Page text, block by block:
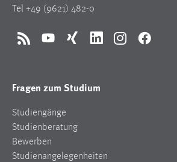
Tel +49 (9621) 482-0
RSS YouTubeXing LinkedInInstagramFacebook
Fragen zum Studium
Studiengänge
Studienberatung
Bewerben
Studienangelegenheiten